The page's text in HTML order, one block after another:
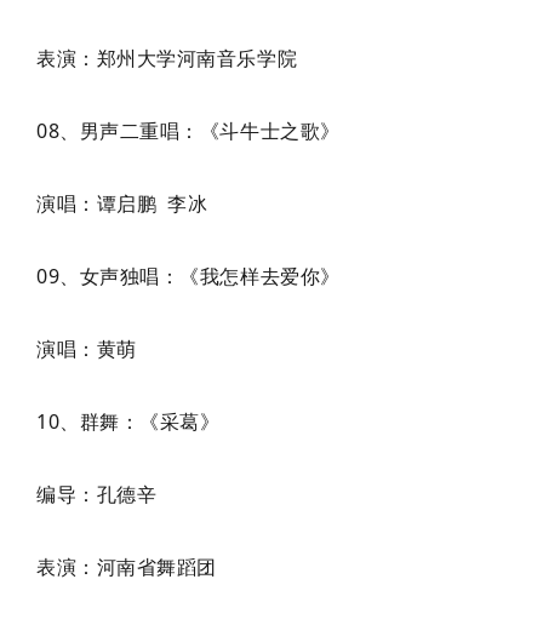
表演：郑州大学河南音乐学院
08、男声二重唱：《斗牛士之歌》
演唱：谭启鹏 李冰
09、女声独唱：《我怎样去爱你》
演唱：黄萌
10、群舞：《采葛》
编导：孔德辛
表演：河南省舞蹈团